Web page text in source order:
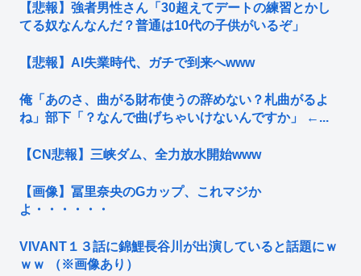
【悲報】強者男性さん「30超えてデートの練習とかし
てる奴なんなんだ？普通は10代の子供がいるぞ」
【悲報】AI失業時代、ガチで到来へwww
俺「あのさ、曲がる財布使うの辞めない？札曲がるよ
ね」部下「？なんで曲げちゃいけないんですか」 ←...
【CN悲報】三峡ダム、全力放水開始www
【画像】冨里奈央のGカップ、これマジか
よ・・・・・・
VIVANT１３話に錦鯉長谷川が出演していると話題にｗ
ｗｗ （※画像あり）